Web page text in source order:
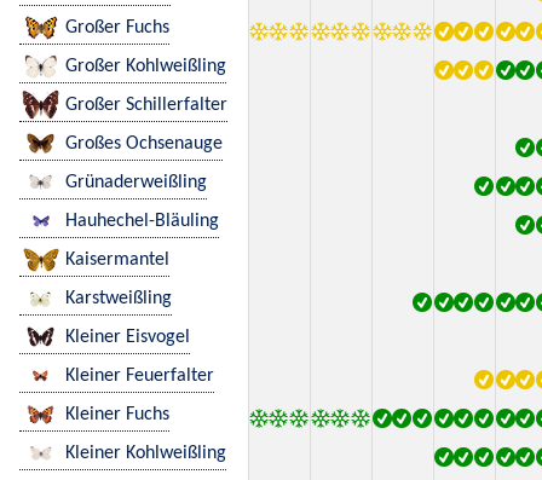
Großer Fuchs
Großer Kohlweißling
Großer Schillerfalter
Großes Ochsenauge
Grünaderweißling
Hauhechel-Bläuling
Kaisermantel
Karstweißling
Kleiner Eisvogel
Kleiner Feuerfalter
Kleiner Fuchs
Kleiner Kohlweißling